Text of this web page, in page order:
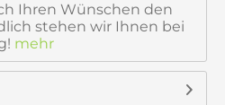
Ihren Wünschen den
stehen wir Ihnen bei
mehr